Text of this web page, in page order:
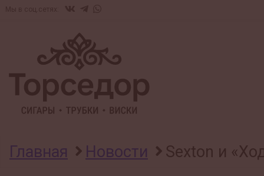
Главная Новости Sexton и